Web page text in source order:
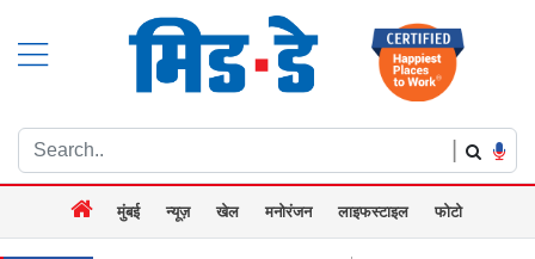
|
मुंबई न्यूज़ खेल मनोरंजन लाइफस्टाइल फोटो